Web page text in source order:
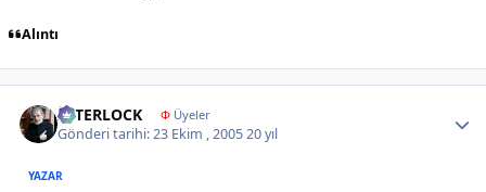
Alıntı
İNTERLOCK ΦÜyeler
Gönderi tarihi:23 Ekim , 200520 yıl
YAZAR